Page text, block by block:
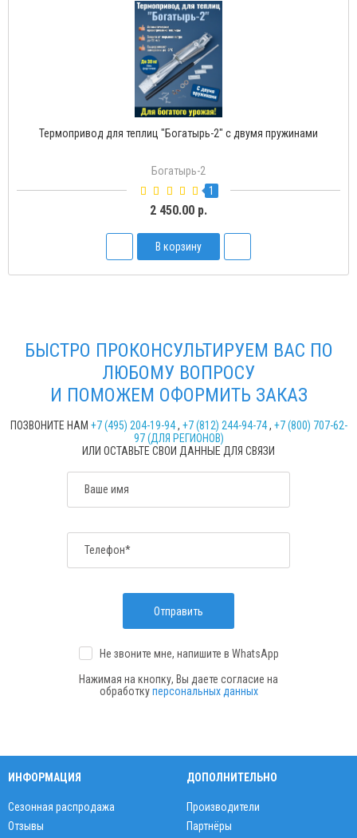
Термопривод для теплиц "Богатырь-2" с двумя пружинами
Богатырь-2
1
2 450.00 р.
В корзину
БЫСТРО ПРОКОНСУЛЬТИРУЕМ ВАС ПО
ЛЮБОМУ ВОПРОСУ
И ПОМОЖЕМ ОФОРМИТЬ ЗАКАЗ
ПОЗВОНИТЕ НАМ +7 (495) 204-19-94, +7 (812) 244-94-74, +7 (800) 707-62-
97 (ДЛЯ РЕГИОНОВ)
ИЛИ ОСТАВЬТЕ СВОИ ДАННЫЕ ДЛЯ СВЯЗИ
Ваше имя
Телефон*
Отправить
Не звоните мне, напишите в WhatsApp
Нажимая на кнопку, Вы даете согласие на
обработкуперсональных данных
ИНФОРМАЦИЯ
Сезонная распродажа
Отзывы
ДОПОЛНИТЕЛЬНО
Производители
Партнёры